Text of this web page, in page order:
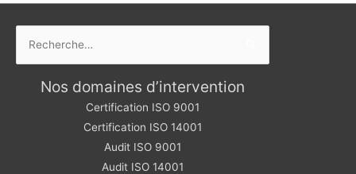
Nos domaines d’intervention
Certification ISO 9001
Certification ISO 14001
Audit ISO 9001
Audit ISO 14001